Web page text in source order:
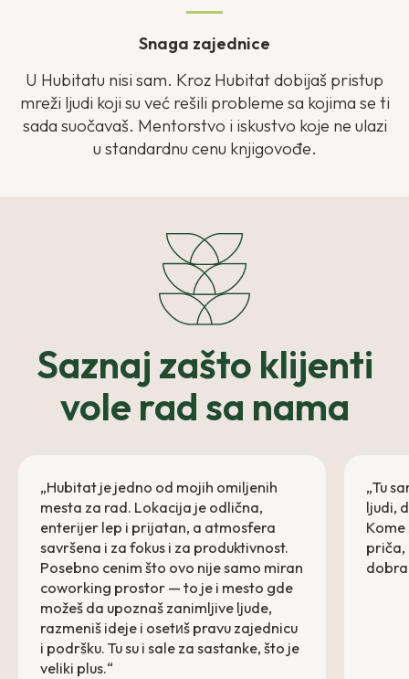
Snaga zajednice
U Hubitatu nisi sam. Kroz Hubitat dobijaš pristup
mreži ljudi koji su već rešili probleme sa kojima se ti
sada suočavaš. Mentorstvo i iskustvo koje ne ulazi
u standardnu cenu knjigovođe.
Saznaj zašto klijenti
vole rad sa nama
„Hubitat je jedno od mojih omiljenih
mesta za rad. Lokacija je odlična,
enterijer lep i prijatan, a atmosfera
savršena i za fokus i za produktivnost.
Posebno cenim što ovo nije samo miran
coworking prostor — to je i mesto gde
možeš da upoznaš zanimljive ljude,
razmeniš ideje i osetиš pravu zajednicu
i podršku. Tu su i sale za sastanke, što je
veliki plus.“
„Tu
ljudi,
Kome
priča,